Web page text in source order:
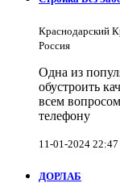
Краснодарский
Россия
Одна из
обустроить
всем
телефону
11-01-2024 22:47
ДОРЛАБ